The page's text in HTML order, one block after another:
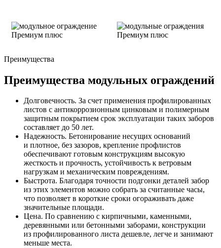
Преимущества
Преимущества модульных ограждений
Долговечность. За счет применения профилированных
листов с антикоррозионным цинковым и полимерным
защитным покрытием срок эксплуатации таких заборов
составляет до 50 лет.
Надежность. Бетонирование несущих оснований
и плотное, без зазоров, крепление профлистов
обеспечивают готовым конструкциям высокую
жесткость и прочность, устойчивость к ветровым
нагрузкам и механическим повреждениям.
Быстрота. Благодаря точности подгонки деталей забор
из этих элементов можно собрать за считанные часы,
что позволяет в короткие сроки огораживать даже
значительные площади.
Цена. По сравнению с кирпичными, каменными,
деревянными или бетонными заборами, конструкции
из профилированного листа дешевле, легче и занимают
меньше места.